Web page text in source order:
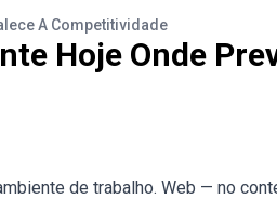
A Competitividade
Hoje Onde
de trabalho. Web — no